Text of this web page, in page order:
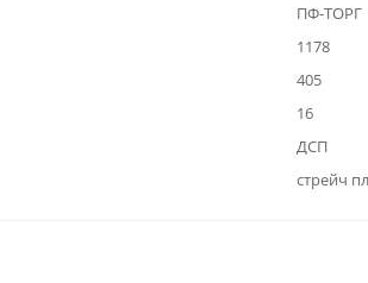
ПФ-ТОРГ
1178
405
16
ДСП
стрейч